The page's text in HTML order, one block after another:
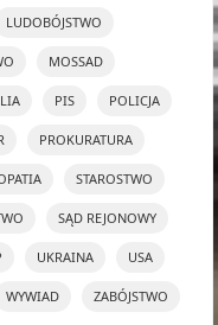
LUDOBÓJSTWO
MOSSAD
PIS POLICJA
PROKURATURA
STAROSTWO
SĄD REJONOWY
UKRAINA USA
WYWIAD ZABÓJSTWO